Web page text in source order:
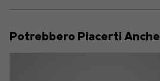
Potrebbero Piacerti Anche